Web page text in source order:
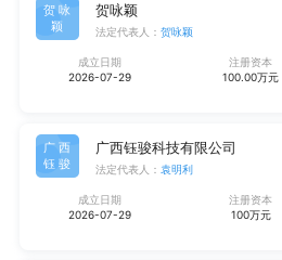
贺咏
颖
贺咏颖
法定代表人： 贺咏颖
成立日期
2026-07-29
注册资本
100.00万元
广西
钰骏
广西钰骏科技有限公司
法定代表人： 袁明利
成立日期
2026-07-29
注册资本
100万元